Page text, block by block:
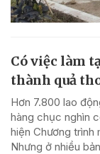
Có việc làm
thành quả
Hơn 7.800 lao
hàng chục nghìn
hiện Chương
Nhưng ở nhiều